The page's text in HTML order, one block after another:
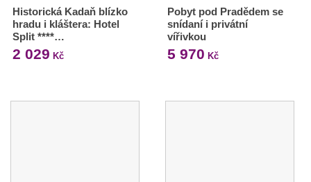
Historická Kadaň blízko
hradu i kláštera: Hotel
Split ****…
2 029 Kč
Pobyt pod Pradědem se
snídaní i privátní
vířivkou
5 970 Kč